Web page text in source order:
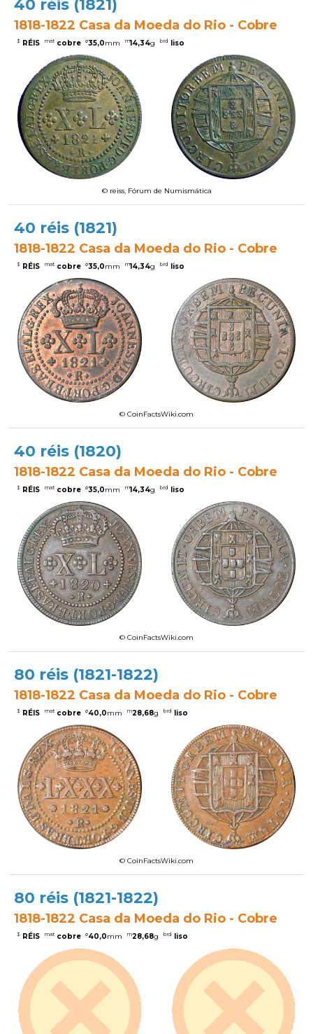
40 réis (1821)
1818-1822 Casa da Moeda do Rio - Cobre
$ RÉIS mat cobre ø35,0mm m14,34g brd liso
© reiss, Fórum de Numismática
40 réis (1821)
1818-1822 Casa da Moeda do Rio - Cobre
$ RÉIS mat cobre ø35,0mm m14,34g brd liso
© CoinFactsWiki.com
40 réis (1820)
1818-1822 Casa da Moeda do Rio - Cobre
$ RÉIS mat cobre ø35,0mm m14,34g brd liso
© CoinFactsWiki.com
80 réis (1821-1822)
1818-1822 Casa da Moeda do Rio - Cobre
$ RÉIS mat cobre ø40,0mm m28,68g brd liso
© CoinFactsWiki.com
80 réis (1821-1822)
1818-1822 Casa da Moeda do Rio - Cobre
$ RÉIS mat cobre ø40,0mm m28,68g brd liso